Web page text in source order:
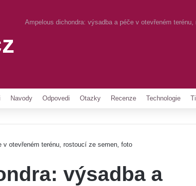
Ampelous dichondra: výsadba a péče v otevřeném
Navody Odpovedi Otazky Recenze Technologie
v otevřeném terénu, rostoucí ze semen, foto
výsadba a